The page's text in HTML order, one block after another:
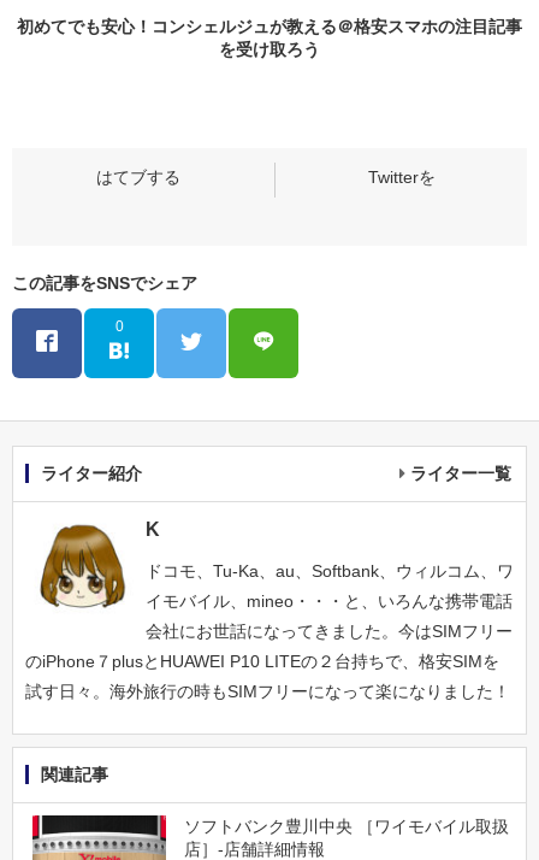
初めてでも安心！コンシェルジュが教える＠格安スマホの注目記事
を受け取ろう
この記事をSNSでシェア
0
ライター紹介 ライター一覧
K
ドコモ、Tu-Ka、au、Softbank、ウィルコム、ワ
イモバイル、mineo・・・と、いろんな携帯電話
会社にお世話になってきました。今はSIMフリー
のiPhone７plusとHUAWEI P10 LITEの２台持ちで、格安SIMを
試す日々。海外旅行の時もSIMフリーになって楽になりました！
関連記事
ソフトバンク豊川中央 ［ワイモバイル取扱
店］-店舗詳細情報